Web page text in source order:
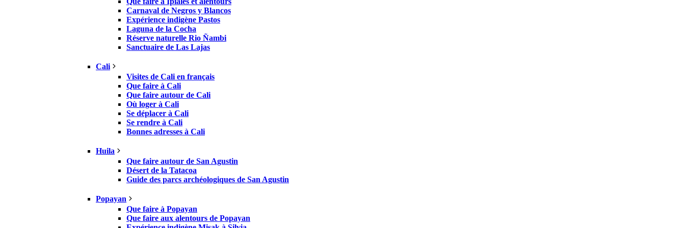
Carnaval de Negros y Blancos
Expérience indigène Pastos
Laguna de la Cocha
Réserve naturelle Rio Ñambi
Sanctuaire de Las Lajas
Cali
Visites de Cali en français
Que faire à Cali
Que faire autour de Cali
Où loger à Cali
Se déplacer à Cali
Se rendre à Cali
Bonnes adresses à Cali
Huila
Que faire autour de San Agustin
Désert de la Tatacoa
Guide des parcs archéologiques de San Agustin
Popayan
Que faire à Popayan
Que faire aux alentours de Popayan